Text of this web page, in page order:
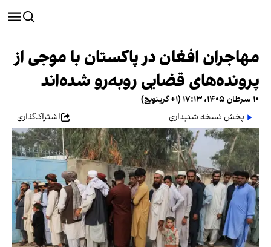
مهاجران افغان در پاکستان با موجی از
پرونده‌های قضایی روبه‌رو شده‌اند
۱۰ سرطان ۱۴۰۵، ۱۷:۱۳ (‎+۱ گرینویچ)
پخش نسخه شنیداری
اشتراک‌گذاری